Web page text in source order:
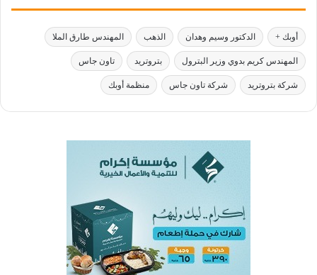
أوبك + الدكتور وسيم وهدان الذهب المهندس طارق الملا
المهندس كريم بدوي وزير البترول بتروتريد تاون جاس
شركة بتروتريد شركة تاون جاس منظمة أوبك